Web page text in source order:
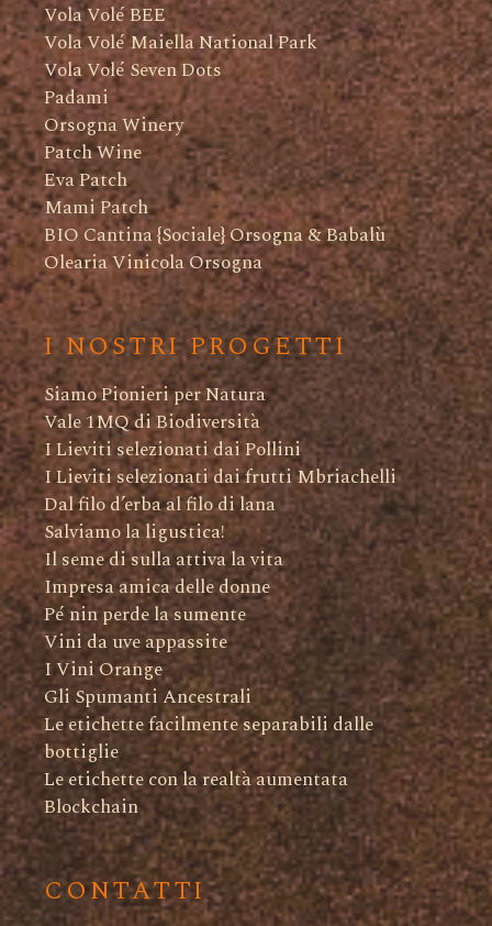
Vola Volé BEE
Vola Volé Maiella National Park
Vola Volé Seven Dots
Padami
Orsogna Winery
Patch Wine
Eva Patch
Mami Patch
BIO Cantina {Sociale} Orsogna & Babalù
Olearia Vinicola Orsogna
I NOSTRI PROGETTI
Siamo Pionieri per Natura
Vale 1MQ di Biodiversità
I Lieviti selezionati dai Pollini
I Lieviti selezionati dai frutti Mbriachelli
Dal filo d’erba al filo di lana
Salviamo la ligustica!
Il seme di sulla attiva la vita
Impresa amica delle donne
Pé nin perde la sumente
Vini da uve appassite
I Vini Orange
Gli Spumanti Ancestrali
Le etichette facilmente separabili dalle
bottiglie
Le etichette con la realtà aumentata
Blockchain
CONTATTI